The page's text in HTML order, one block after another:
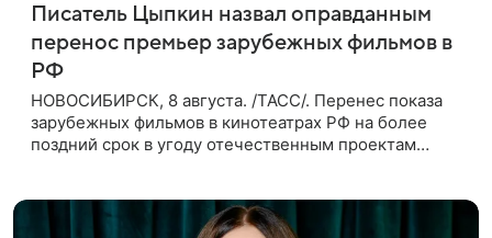
Писатель Цыпкин назвал оправданным
перенос премьер зарубежных фильмов в
РФ
НОВОСИБИРСК, 8 августа. /ТАСС/. Перенес показа
зарубежных фильмов в кинотеатрах РФ на более
поздний срок в угоду отечественным проектам